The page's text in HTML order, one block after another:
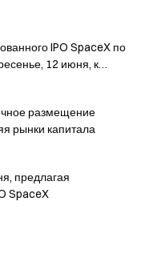
IPO SpaceX по
12 июня, к
размещение
рынки капитала
предлагая
SpaceX